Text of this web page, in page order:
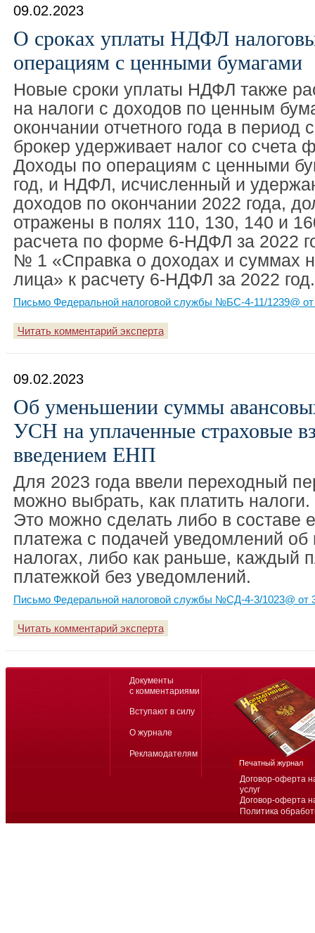
09.02.2023
О сроках уплаты НДФЛ
операциям с ценными бумагами
Новые сроки уплаты НДФЛ также
на налоги с доходов по ценным
окончании отчетного года в период
брокер удерживает налог со счета
Доходы по операциям с ценными
год, и НДФЛ, исчисленный и
доходов по окончании 2022 года,
отражены в полях 110, 130, 140 и
расчета по форме 6-НДФЛ за 2022
№ 1 «Справка о доходах и суммах
лица» к расчету 6-НДФЛ за 2022 год.
Письмо Федеральной налоговой службы №БС-4-11/1239@ от
Читать комментарий эксперта
09.02.2023
Об уменьшении суммы
УСН на уплаченные страховые
введением ЕНП
Для 2023 года ввели переходный
можно выбрать, как платить налоги.
Это можно сделать либо в составе
платежа с подачей уведомлений об
налогах, либо как раньше, каждый
платежкой без уведомлений.
Письмо Федеральной налоговой службы №СД-4-3/1023@ от
Читать комментарий эксперта
Договор-оферта
услуг
Договор-оферта
Политика
Документы
с комментариями
Вступают в силу
О журнале
Рекламодателям
Печатный журнал